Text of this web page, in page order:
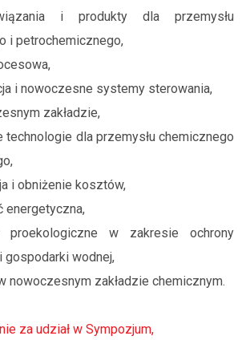
i produkty dla przemysłu
i petrochemicznego,
i nowoczesne systemy sterowania,
zakładzie,
technologie dla przemysłu chemicznego
i obniżenie kosztów,
energetyczna,
proekologiczne w zakresie ochrony
gospodarki wodnej,
nowoczesnym zakładzie chemicznym.
za udział w Sympozjum,